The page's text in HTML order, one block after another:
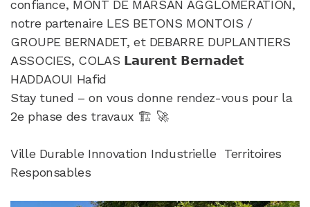
confiance, MONT DE MARSAN AGGLOMERATION,
notre partenaire LES BETONS MONTOIS /
GROUPE BERNADET, et DEBARRE DUPLANTIERS
ASSOCIES, COLAS 𝗟𝗮𝘂𝗿𝗲𝗻𝘁 𝗕𝗲𝗿𝗻𝗮𝗱𝗲𝘁
HADDAOUI Hafid
Stay tuned – on vous donne rendez-vous pour la
2e phase des travaux 🏗️ 🚀
Ville Durable Innovation Industrielle Territoires
Responsables